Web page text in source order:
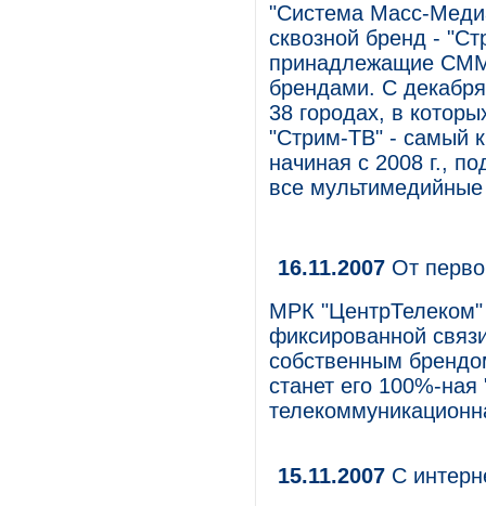
"Система Масс-
сквозной бренд -
принадлежащие
брендами. С
38 городах, в
"Стрим-ТВ" - самый
начиная с 2008 г.,
все
16.11.2007 От
МРК "ЦентрТелеком"
фиксированной
собственным
станет его 100%-
15.11.2007 С